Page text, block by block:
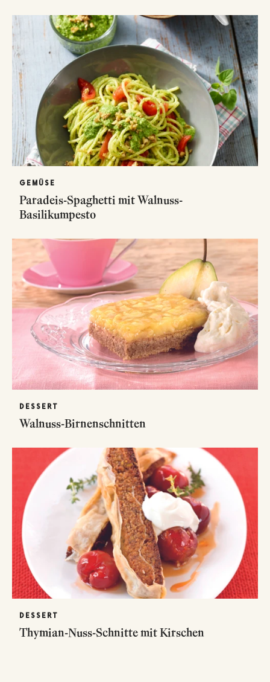
GEMÜSE
Paradeis-Spaghetti mit Walnuss-
Basilikumpesto
DESSERT
Walnuss-Birnenschnitten
DESSERT
Thymian-Nuss-Schnitte mit Kirschen